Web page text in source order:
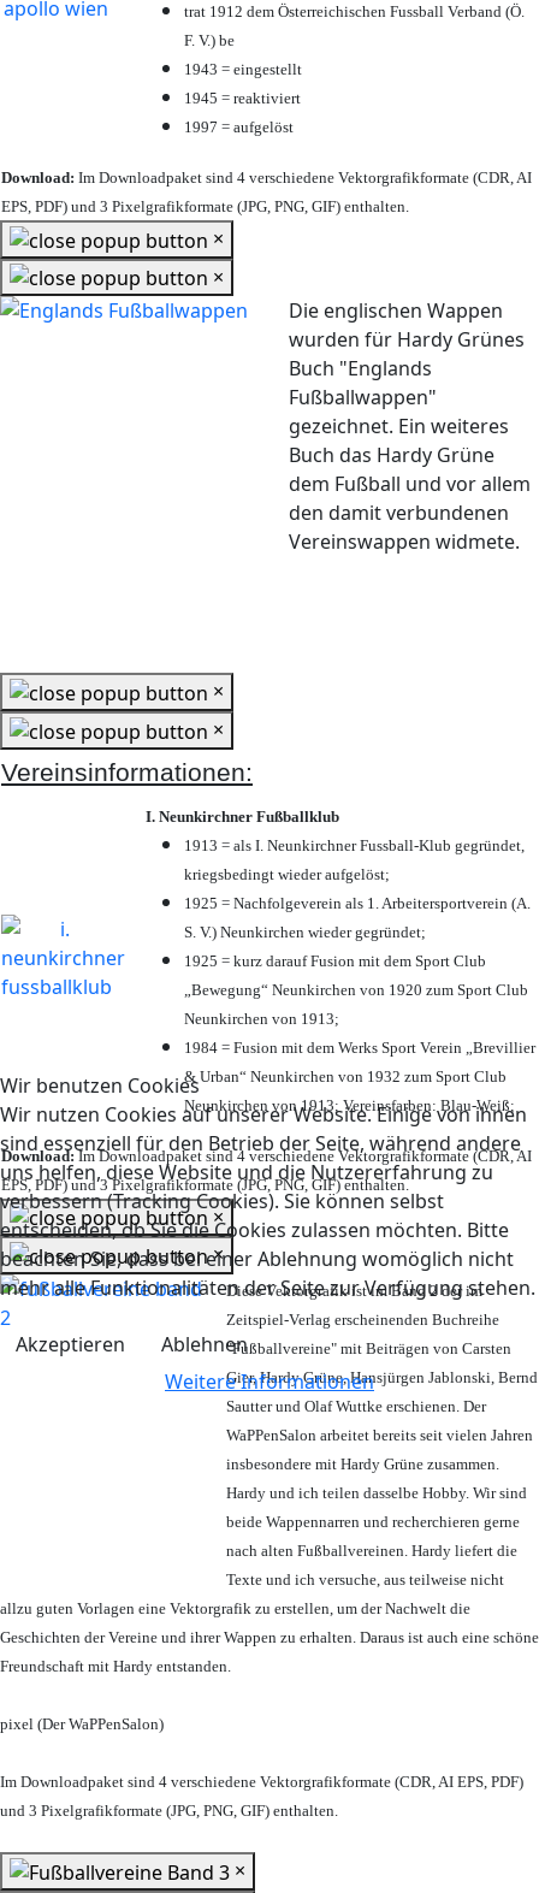
Wir benutzen Cookies
Wir nutzen Cookies auf unserer Website. Einige von ihnen
sind essenziell für den Betrieb der Seite, während andere
uns helfen, diese Website und die Nutzererfahrung zu
verbessern (Tracking Cookies). Sie können selbst
entscheiden, ob Sie die Cookies zulassen möchten. Bitte
beachten Sie, dass bei einer Ablehnung womöglich nicht
mehr alle Funktionalitäten der Seite zur Verfügung stehen.
Akzeptieren
Ablehnen
Weitere Informationen
trat 1912 dem Österreichischen Fussball Verband (Ö.
F. V.) be
1943 = eingestellt
1945 = reaktiviert
1997 = aufgelöst
Download: Im Downloadpaket sind 4 verschiedene Vektorgrafikformate (CDR, AI
EPS, PDF) und 3 Pixelgrafikformate (JPG, PNG, GIF) enthalten.
×
×
Die englischen Wappen
wurden für Hardy Grünes
Buch "Englands
Fußballwappen"
gezeichnet. Ein weiteres
Buch das Hardy Grüne
dem Fußball und vor allem
den damit verbundenen
Vereinswappen widmete.
×
×
Vereinsinformationen:
I. Neunkirchner Fußballklub
1913 = als I. Neunkirchner Fussball-Klub gegründet,
kriegsbedingt wieder aufgelöst;
1925 = Nachfolgeverein als 1. Arbeitersportverein (A.
S. V.) Neunkirchen wieder gegründet;
1925 = kurz darauf Fusion mit dem Sport Club
„Bewegung“ Neunkirchen von 1920 zum Sport Club
Neunkirchen von 1913;
1984 = Fusion mit dem Werks Sport Verein „Brevillier
& Urban“ Neunkirchen von 1932 zum Sport Club
Neunkirchen von 1913; Vereinsfarben: Blau-Weiß;
Download:Im Downloadpaket sind 4 verschiedene Vektorgrafikformate (CDR, AI
EPS, PDF) und 3 Pixelgrafikformate (JPG, PNG, GIF) enthalten.
×
×
Diese Vektorgrafik ist im Band 2 der im
Zeitspiel-Verlag erscheinenden Buchreihe
"Fußballvereine" mit Beiträgen von Carsten
Gier, Hardy Grüne, Hansjürgen Jablonski, Bernd
Sautter und Olaf Wuttke erschienen. Der
WaPPenSalon arbeitet bereits seit vielen Jahren
insbesondere mit Hardy Grüne zusammen.
Hardy und ich teilen dasselbe Hobby. Wir sind
beide Wappennarren und recherchieren gerne
nach alten Fußballvereinen. Hardy liefert die
Texte und ich versuche, aus teilweise nicht
allzu guten Vorlagen eine Vektorgrafik zu erstellen, um der Nachwelt die
Geschichten der Vereine und ihrer Wappen zu erhalten. Daraus ist auch eine schöne
Freundschaft mit Hardy entstanden.
pixel (Der WaPPenSalon)
Im Downloadpaket sind 4 verschiedene Vektorgrafikformate (CDR, AI EPS, PDF)
und 3 Pixelgrafikformate (JPG, PNG, GIF) enthalten.
×